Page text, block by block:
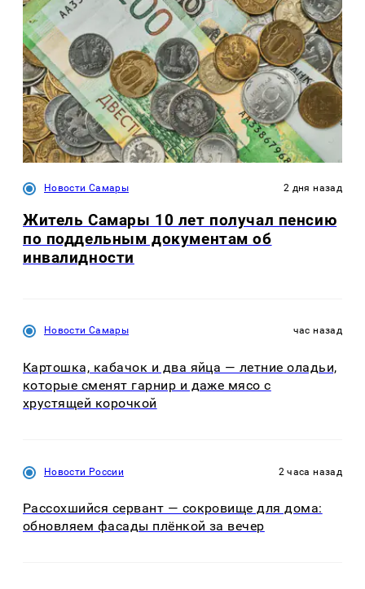
Новости Самары 2 дня назад
Житель Самары 10 лет получал пенсию
по поддельным документам об
инвалидности
Новости Самары час назад
Картошка, кабачок и два яйца — летние оладьи,
которые сменят гарнир и даже мясо с
хрустящей корочкой
Новости России 2 часа назад
Рассохшийся сервант — сокровище для дома:
обновляем фасады плёнкой за вечер